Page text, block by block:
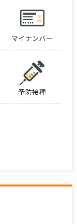
マイナンバー
予防接種